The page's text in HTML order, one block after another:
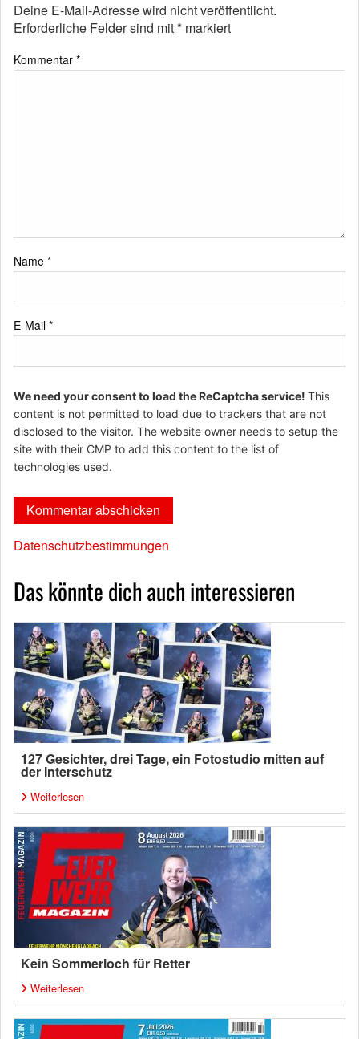
Deine E-Mail-Adresse wird nicht veröffentlicht.
Erforderliche Felder sind mit* markiert
Kommentar *
Name *
E-Mail *
We need your consent to load the ReCaptcha service! This
content is not permitted to load due to trackers that are not
disclosed to the visitor. The website owner needs to setup the
site with their CMP to add this content to the list of
technologies used.
Datenschutzbestimmungen
Das könnte dich auch interessieren
127 Gesichter, drei Tage, ein Fotostudio mitten auf
der Interschutz
Weiterlesen
Kein Sommerloch für Retter
Weiterlesen